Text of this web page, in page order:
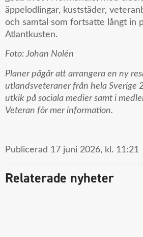
äppelodlingar, kuststäder,
och samtal som fortsatte långt in
Atlantkusten.
Foto: Johan Nolén
Planer pågår att arrangera en ny
utlandsveteraner från hela Sverige
utkik på sociala medier samt i
Veteran för mer information.
Publicerad 17 juni 2026, kl. 11:21
Relaterade nyheter